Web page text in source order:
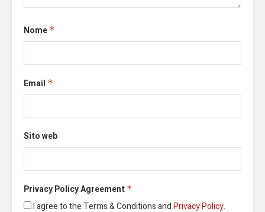
Nome *
Email *
Sito web
Privacy Policy Agreement *
I agree to the Terms & Conditions andPrivacy Policy.